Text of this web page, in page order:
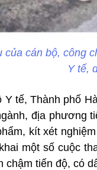
cán bộ,
Y tế,
tế, Thành phố
địa phương
kít xét
một số cuộc
tiến độ, có